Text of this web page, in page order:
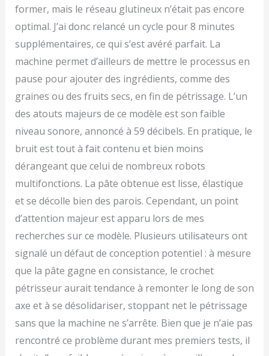
former, mais le réseau glutineux n’était pas encore
optimal. J’ai donc relancé un cycle pour 8 minutes
supplémentaires, ce qui s’est avéré parfait. La
machine permet d’ailleurs de mettre le processus en
pause pour ajouter des ingrédients, comme des
graines ou des fruits secs, en fin de pétrissage. L’un
des atouts majeurs de ce modèle est son faible
niveau sonore, annoncé à 59 décibels. En pratique, le
bruit est tout à fait contenu et bien moins
dérangeant que celui de nombreux robots
multifonctions. La pâte obtenue est lisse, élastique
et se décolle bien des parois. Cependant, un point
d’attention majeur est apparu lors de mes
recherches sur ce modèle. Plusieurs utilisateurs ont
signalé un défaut de conception potentiel : à mesure
que la pâte gagne en consistance, le crochet
pétrisseur aurait tendance à remonter le long de son
axe et à se désolidariser, stoppant net le pétrissage
sans que la machine ne s’arrête. Bien que je n’aie pas
rencontré ce problème durant mes premiers tests, il